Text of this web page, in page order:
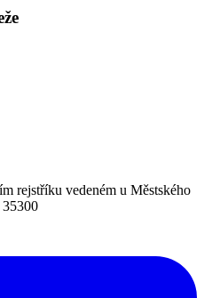
rejstříku vedeném u Městského